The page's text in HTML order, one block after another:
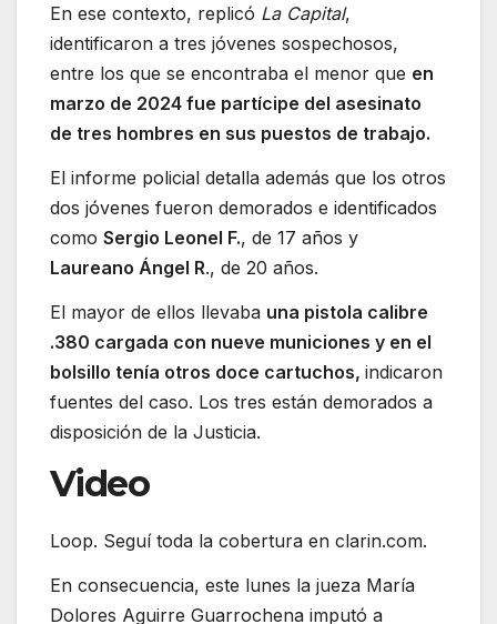
En ese contexto, replicó La Capital,
identificaron a tres jóvenes sospechosos,
entre los que se encontraba el menor que en
marzo de 2024 fue partícipe del asesinato
de tres hombres en sus puestos de trabajo.
El informe policial detalla además que los otros
dos jóvenes fueron demorados e identificados
como Sergio Leonel F., de 17 años y
Laureano Ángel R., de 20 años.
El mayor de ellos llevaba una pistola calibre
.380 cargada con nueve municiones y en el
bolsillo tenía otros doce cartuchos, indicaron
fuentes del caso. Los tres están demorados a
disposición de la Justicia.
Video
Loop. Seguí toda la cobertura en clarin.com.
En consecuencia, este lunes la jueza María
Dolores Aguirre Guarrochena imputó a